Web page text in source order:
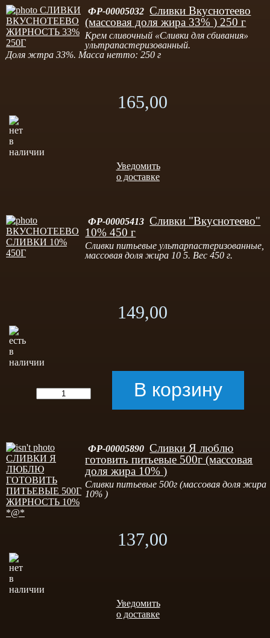
ФР-00005032 Сливки Вкуснотеево
(массовая доля жира 33% ) 250 г
Крем сливочный «Сливки для сбивания»
ультрапастеризованный.
Доля жтра 33%. Масса нетто: 250 г
165,00
Уведомить
о доставке
ФР-00005413 Сливки "Вкуснотеево"
10% 450 г
Сливки питьевые ультарпастеризованные,
массовая доля жира 10 5. Вес 450 г.
149,00
ФР-00005890 Сливки Я люблю
готовить питьевые 500г (массовая
доля жира 10% )
Сливки питьевые 500г (массовая доля жира
10% )
137,00
Уведомить
о доставке